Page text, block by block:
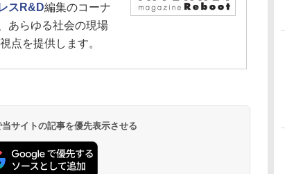
スR&D編集のコーナ
あらゆる社会の現場
点を提供します。
サイトの記事を優先表示させる